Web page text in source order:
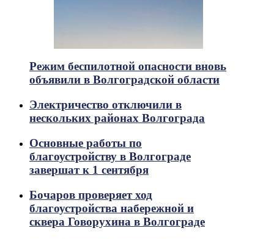
Режим беспилотной опасности вновь
объявили в Волгоградской области
Электричество отключили в
нескольких районах Волгограда
Основные работы по
благоустройству в Волгограде
завершат к 1 сентября
Бочаров проверяет ход
благоустройства набережной и
сквера Говорухина в Волгограде